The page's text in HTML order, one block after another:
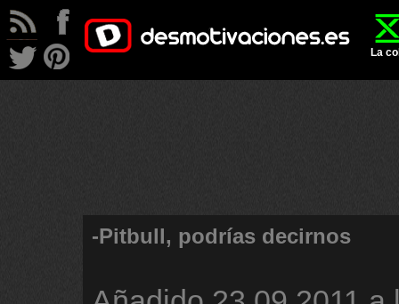
La
-Pitbull, podrías decirnos